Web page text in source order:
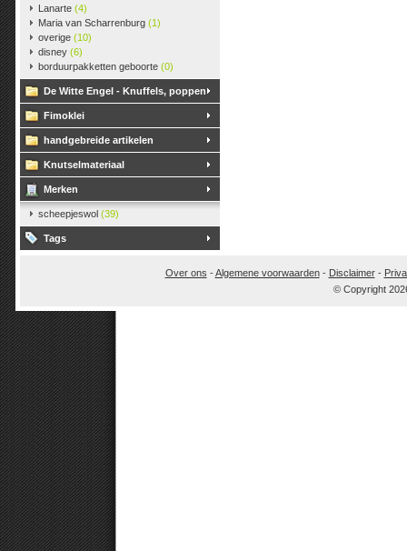
Lanarte (4)
Maria van Scharrenburg (1)
overige (10)
disney (6)
borduurpakketten geboorte (0)
De Witte Engel - Knuffels, poppen
Fimoklei
handgebreide artikelen
Knutselmateriaal
Merken
scheepjeswol (39)
Tags
Over ons -Algemene voorwaarden- Disclaimer-
© Copyright